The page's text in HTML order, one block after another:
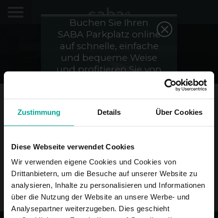
Zustimmung Details Über Cookies
Diese Webseite verwendet Cookies
Wir verwenden eigene Cookies und Cookies von
Drittanbietern, um die Besuche auf unserer Website zu
analysieren, Inhalte zu personalisieren und Informationen
über die Nutzung der Website an unsere Werbe- und
Analysepartner weiterzugeben. Dies geschieht
FINDE DEINEN PARKPLATZ
My Saba
Hallo! Wir würden uns freuen, Sie wiederzusehen.
Melden Sie sich an, um Rabatte von bis zu 70% zu
erhalten
FAQs
Sprache
Kontakt
+49 (0)30 20 60 868 0
Buchen Sie Ihren
SABA Parkplatz online
auf schnelle, einfache
und bequeme Weise
und profitieren Sie von
Erforderlich
ENVÍA